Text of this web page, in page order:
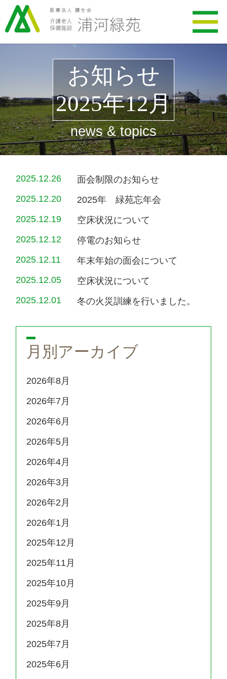
お知らせ
2025年12月
news & topics
2025.12.26
面会制限のお知らせ
2025.12.20
2025年 緑苑忘年会
2025.12.19
空床状況について
2025.12.12
停電のお知らせ
2025.12.11
年末年始の面会について
2025.12.05
空床状況について
2025.12.01
冬の火災訓練を行いました。
月別アーカイブ
2026年8月
2026年7月
2026年6月
2026年5月
2026年4月
2026年3月
2026年2月
2026年1月
2025年12月
2025年11月
2025年10月
2025年9月
2025年8月
2025年7月
2025年6月